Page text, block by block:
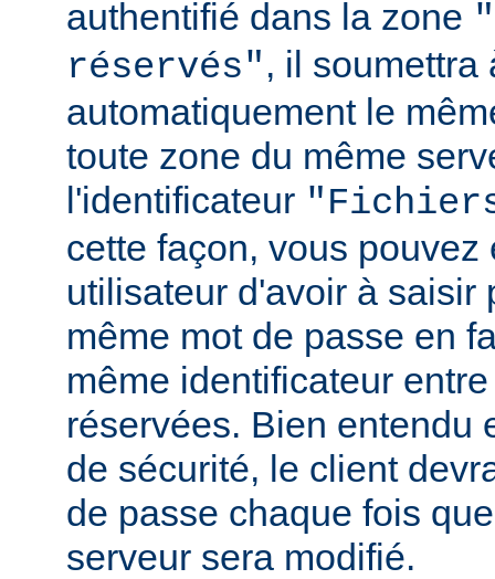
authentifié dans la zone
réservés", il soumettra
automatiquement le
toute zone du même
l'identificateur
cette façon, vous pouvez
utilisateur d'avoir à saisir
même mot de passe en
même identificateur
réservées. Bien entendu
de sécurité, le client
de passe chaque fois
serveur sera modifié.